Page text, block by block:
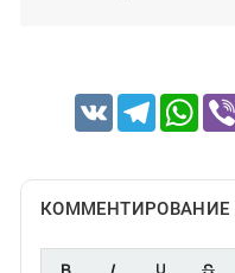
VK Telegram
КОММЕНТИРОВАНИЕ